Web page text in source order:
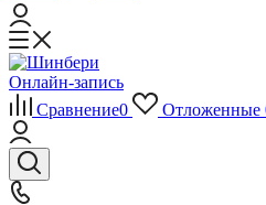
Онлайн-запись
Сравнение0 Отложенные